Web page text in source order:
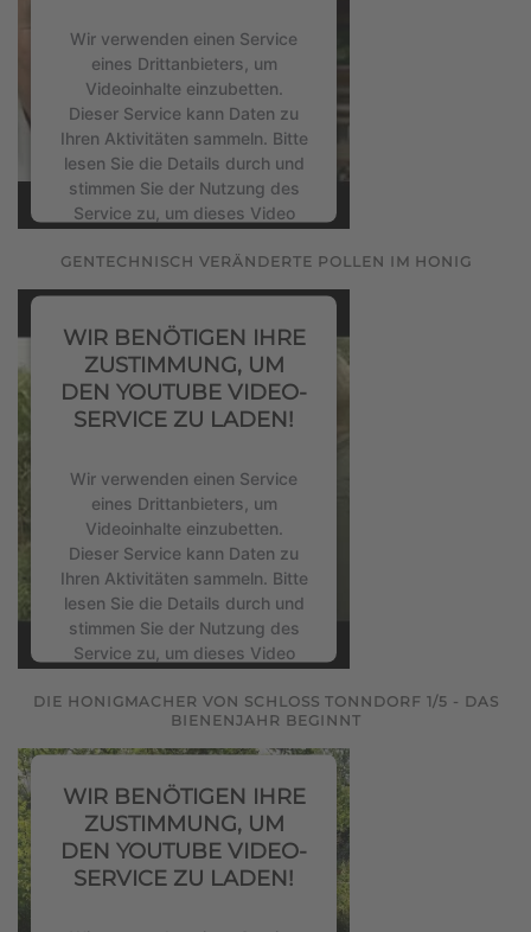
Wir verwenden einen Service
eines Drittanbieters, um
Videoinhalte einzubetten.
Dieser Service kann Daten zu
Ihren Aktivitäten sammeln. Bitte
lesen Sie die Details durch und
stimmen Sie der Nutzung des
Service zu, um dieses Video
Mehr Informationen
Akzeptieren
powered byUsercentrics
Consent Management Platform
GENTECHNISCH VERÄNDERTE POLLEN IM HONIG
WIR BENÖTIGEN IHRE
ZUSTIMMUNG, UM
DEN YOUTUBE VIDEO-
SERVICE ZU LADEN!
Wir verwenden einen Service
eines Drittanbieters, um
Videoinhalte einzubetten.
Dieser Service kann Daten zu
Ihren Aktivitäten sammeln. Bitte
lesen Sie die Details durch und
stimmen Sie der Nutzung des
Service zu, um dieses Video
Akzeptieren
powered by Usercentrics
Consent Management Platform
& eRecht24
DIE HONIGMACHER VON SCHLOSS TONNDORF 1/5 - DAS
BIENENJAHR BEGINNT
WIR BENÖTIGEN IHRE
ZUSTIMMUNG, UM
DEN YOUTUBE VIDEO-
SERVICE ZU LADEN!